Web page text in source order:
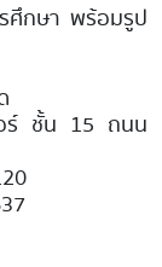
ศึกษา พร้อมรูป
ร์ ชั้น 15 ถนน